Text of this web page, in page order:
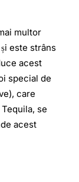
multor
este strâns
acest
special de
care
se
acest